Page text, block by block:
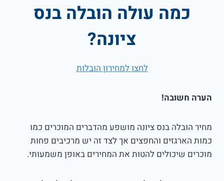
כמה עולה הובלה בנס
ציונה?
לחצו למחירון הובלות
הערה חשובה!
מחיר הובלה בנס ציונה מושפע מהדברים המוכרים כמו
כמות הארגזים והחפצים אך לצד זה יש מרכיבים פחות
מוכרים שיכולים להטות את המחירים באופן משמעותי.